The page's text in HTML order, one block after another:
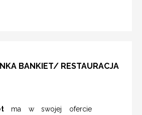
BANKIET/ RESTAURACJA
ma w swojej ofercie